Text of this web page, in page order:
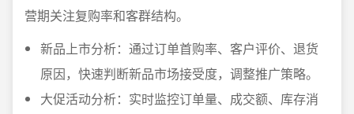
营期关注复购率和客群结构。
新品上市分析：通过订单首购率、客户评价、退货
原因，快速判断新品市场接受度，调整推广策略。
大促活动分析：实时监控订单量、成交额、库存消